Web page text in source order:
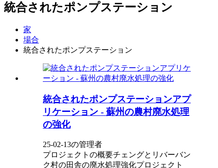
統合されたポンプステーション
家
場合
統合されたポンプステーション
統合されたポンプステーションアプ
リケーション - 蘇州の農村廃水処理
の強化
25-02-13の管理者
プロジェクトの概要チェングとリバーバン
ク村の田舎の廃水処理強化プロジェクト